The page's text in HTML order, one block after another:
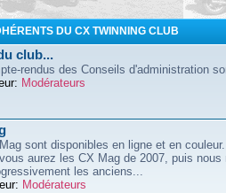
DU CX TWINNING CLUB
club...
rendus des Conseils d'administration
Modérateurs
sont disponibles en ligne et en couleur.
aurez les CX Mag de 2007, puis nous
les anciens...
Modérateurs